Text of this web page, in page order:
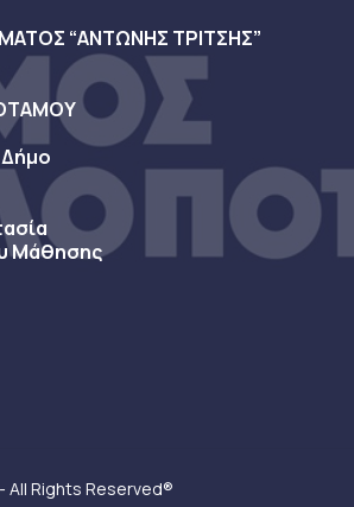
“ΑΝΤΩΝΗΣ ΤΡΙΤΣΗΣ”
Μάθησης
Rights Reserved®